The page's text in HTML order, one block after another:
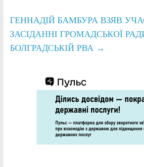
ГЕННАДІЙ БАМБУРА ВЗЯВ
ЗАСІДАННІ ГРОМАДСЬКОЇ
БОЛГРАДСЬКІЙ РВА →